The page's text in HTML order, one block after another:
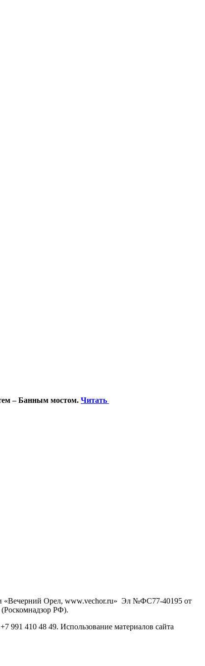
– Банным мостом. Читать
«Вечерний Орел, www.vechor.ru» Эл №ФС77-40195 от
РФ).
991 410 48 49. Использование материалов сайта